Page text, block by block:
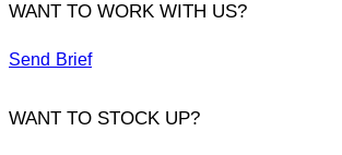
WANT TO WORK WITH US?
Send Brief
WANT TO STOCK UP?